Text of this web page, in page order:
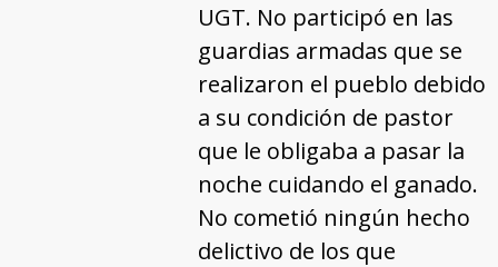
UGT. No participó en las
guardias armadas que se
realizaron el pueblo debido
a su condición de pastor
que le obligaba a pasar la
noche cuidando el ganado.
No cometió ningún hecho
delictivo de los que